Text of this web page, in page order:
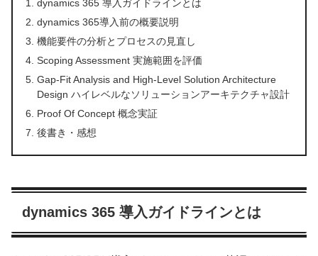
dynamics 365 導入ガイドラインとは
dynamics 365導入前の概要説明
機能要件の分析とプロセスの見直し
Scoping Assessment 実施範囲を評価
Gap-Fit Analysis and High-Level Solution Architecture
Design ハイレベルなソリューションアーキテクチャ設計
Proof Of Concept 概念実証
後書き・感想
dynamics 365 導入ガイドラインとは